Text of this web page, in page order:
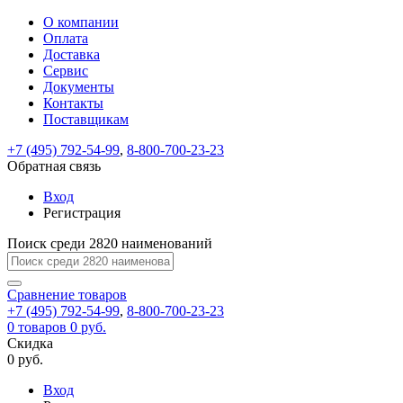
ВходРегистрация
test@example.com
отправлена
по
ней
завершения
регистрации.
Ок
Запомнить
меня
Забыли
Восстановление
пароля
Заполните
форму.
Мы
отправим
ссылку
указанный
электронный
перейдя
по
которой
вы
задать
На
вашу
почту
test@test.ru
ссылка.
Перейдите
по
для
смены
пароля.
Введите
новый
пароль
Сменить
Пароль
успешно
восстановлен
Обратная
связь
Сообщение
пользовательского
сообщение
успешно
отправлено.
О компании
Оплата
Доставка
Сервис
Документы
Контакты
Поставщикам
+7 (495) 792-54-99, 8-800-700-23-23
Обратная связь
Вход
Регистрация
Поиск среди 2820 наименований
Сравнение товаров
+7 (495) 792-54-99, 8-800-700-23-23
0 товаров 0 руб.
Скидка
0 руб.
Вход